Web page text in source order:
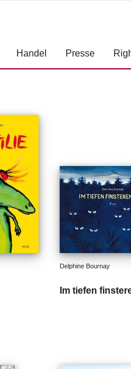
Handel Presse
Delphine Bournay
Im tiefen